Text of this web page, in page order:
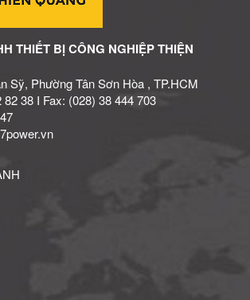
THIẾT BỊ CÔNG NGHIỆP THIỆN
Sỹ, Phường Tân Sơn Hòa , TP.HCM
82 38 I Fax: (028) 38 444 703